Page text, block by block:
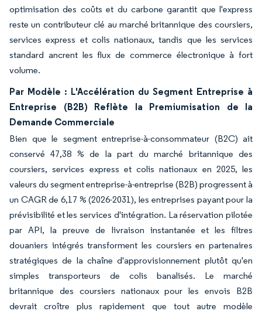
optimisation des coûts et du carbone garantit que l'express
reste un contributeur clé au marché britannique des coursiers,
services express et colis nationaux, tandis que les services
standard ancrent les flux de commerce électronique à fort
volume.
Par Modèle : L'Accélération du Segment Entreprise à
Entreprise (B2B) Reflète la Premiumisation de la
Demande Commerciale
Bien que le segment entreprise-à-consommateur (B2C) ait
conservé 47,38 % de la part du marché britannique des
coursiers, services express et colis nationaux en 2025, les
valeurs du segment entreprise-à-entreprise (B2B) progressent à
un CAGR de 6,17 % (2026-2031), les entreprises payant pour la
prévisibilité et les services d'intégration. La réservation pilotée
par API, la preuve de livraison instantanée et les filtres
douaniers intégrés transforment les coursiers en partenaires
stratégiques de la chaîne d'approvisionnement plutôt qu'en
simples transporteurs de colis banalisés. Le marché
britannique des coursiers nationaux pour les envois B2B
devrait croître plus rapidement que tout autre modèle